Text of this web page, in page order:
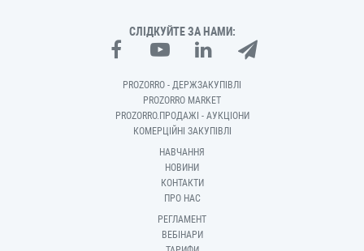
СЛІДКУЙТЕ ЗА НАМИ:
PROZORRO - ДЕРЖЗАКУПІВЛІ
PROZORRO MARKET
PROZORRO.ПРОДАЖІ - АУКЦІОНИ
КОМЕРЦІЙНІ ЗАКУПІВЛІ
НАВЧАННЯ
НОВИНИ
КОНТАКТИ
ПРО НАС
РЕГЛАМЕНТ
ВЕБІНАРИ